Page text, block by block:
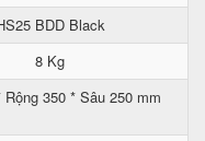
BDD Black
8 Kg
Rộng 350 * Sâu 250 mm